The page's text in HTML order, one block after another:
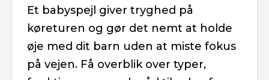
Et babyspejl giver tryghed på
køreturen og gør det nemt at holde
øje med dit barn uden at miste fokus
på vejen. Få overblik over typer,